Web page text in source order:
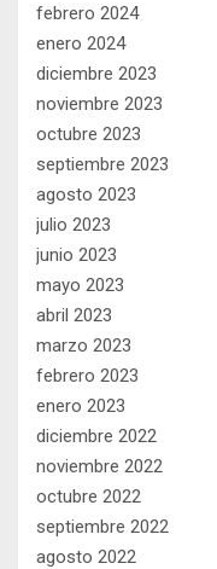
febrero 2024
enero 2024
diciembre 2023
noviembre 2023
octubre 2023
septiembre 2023
agosto 2023
julio 2023
junio 2023
mayo 2023
abril 2023
marzo 2023
febrero 2023
enero 2023
diciembre 2022
noviembre 2022
octubre 2022
septiembre 2022
agosto 2022